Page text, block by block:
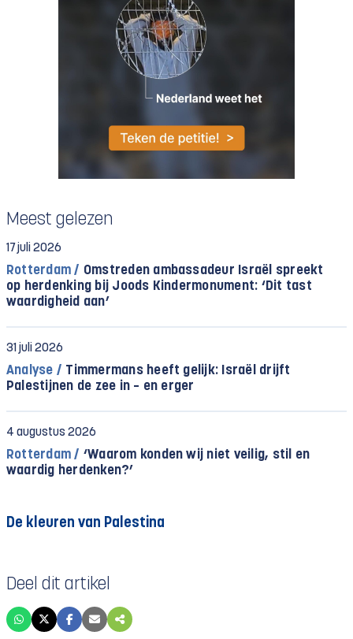
Meest gelezen
17 juli 2026
Rotterdam / Omstreden ambassadeur Israël spreekt
op herdenking bij Joods Kindermonument: ‘Dit tast
waardigheid aan’
31 juli 2026
Analyse / Timmermans heeft gelijk: Israël drijft
Palestijnen de zee in – en erger
4 augustus 2026
Rotterdam / ‘Waarom konden wij niet veilig, stil en
waardig herdenken?’
De kleuren van Palestina
Deel dit artikel